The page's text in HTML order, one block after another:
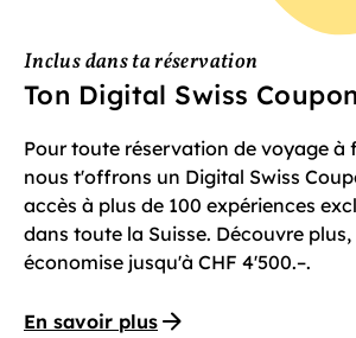
Inclus dans ta réservation
Ton Digital Swiss
Pour toute réservation de voyage à
nous t'offrons un Digital Swiss
accès à plus de 100 expériences
dans toute la Suisse. Découvre
économise jusqu'à CHF 4'500.–.
En savoir plus